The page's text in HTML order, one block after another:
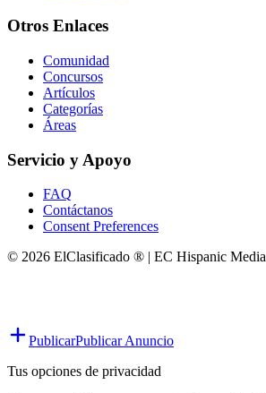
Otros Enlaces
Comunidad
Concursos
Artículos
Categorías
Áreas
Servicio y Apoyo
FAQ
Contáctanos
Consent Preferences
© 2026 ElClasificado ® | EC Hispanic Media
PublicarPublicar Anuncio
Tus opciones de privacidad